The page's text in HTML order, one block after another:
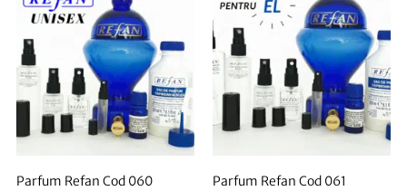
Parfum Refan Cod 060 Parfum Refan Cod 061